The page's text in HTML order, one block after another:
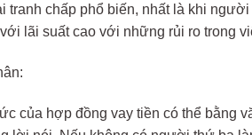
tranh chấp phổ biến, nhất là khi
lãi suất cao với những rủi ro trong
của hợp đồng vay tiền có thể bằng